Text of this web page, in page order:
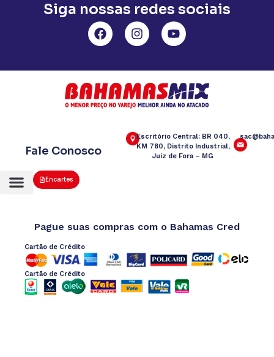
Siga nossas redes sociais
Encartes
Fale Conosco
Escritório Central: BR 040,
KM 780, Distrito Industrial,
Juiz de Fora – MG
Pague suas compras com o Bahamas Cred
Cartão de Crédito
Cartão de Crédito